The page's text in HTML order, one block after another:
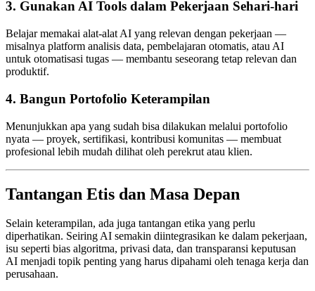
3. Gunakan AI Tools dalam Pekerjaan Sehari-hari
Belajar memakai alat-alat AI yang relevan dengan pekerjaan —
misalnya platform analisis data, pembelajaran otomatis, atau AI
untuk otomatisasi tugas — membantu seseorang tetap relevan dan
produktif.
4. Bangun Portofolio Keterampilan
Menunjukkan apa yang sudah bisa dilakukan melalui portofolio
nyata — proyek, sertifikasi, kontribusi komunitas — membuat
profesional lebih mudah dilihat oleh perekrut atau klien.
Tantangan Etis dan Masa Depan
Selain keterampilan, ada juga tantangan etika yang perlu
diperhatikan. Seiring AI semakin diintegrasikan ke dalam pekerjaan,
isu seperti bias algoritma, privasi data, dan transparansi keputusan
AI menjadi topik penting yang harus dipahami oleh tenaga kerja dan
perusahaan.